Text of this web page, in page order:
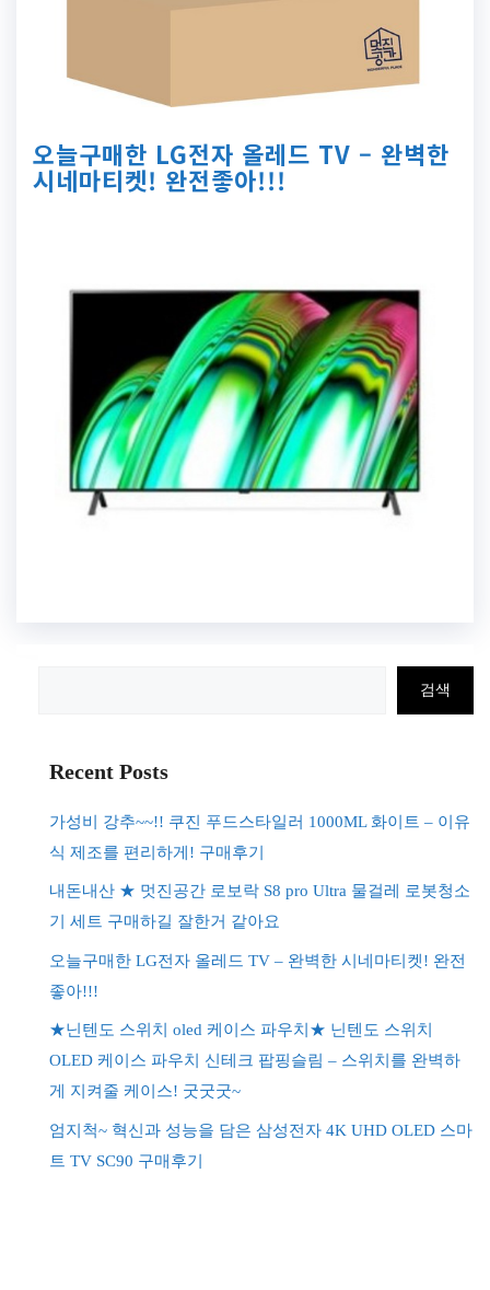
오늘구매한 LG전자 올레드 TV – 완벽한
시네마티켓! 완전좋아!!!
검색
Recent Posts
가성비 강추~~!! 쿠진 푸드스타일러 1000ML 화이트 – 이유
식 제조를 편리하게! 구매후기
내돈내산 ★ 멋진공간 로보락 S8 pro Ultra 물걸레 로봇청소
기 세트 구매하길 잘한거 같아요
오늘구매한 LG전자 올레드 TV – 완벽한 시네마티켓! 완전
좋아!!!
★닌텐도 스위치 oled 케이스 파우치★ 닌텐도 스위치
OLED 케이스 파우치 신테크 팝핑슬림 – 스위치를 완벽하
게 지켜줄 케이스! 굿굿굿~
엄지척~ 혁신과 성능을 담은 삼성전자 4K UHD OLED 스마
트 TV SC90 구매후기